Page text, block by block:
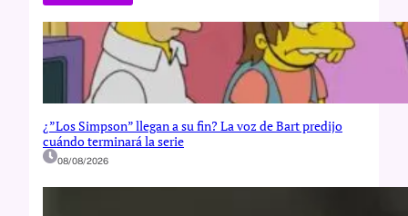
¿”Los Simpson” llegan a su fin? La voz de Bart predijo
cuándo terminará la serie
08/08/2026